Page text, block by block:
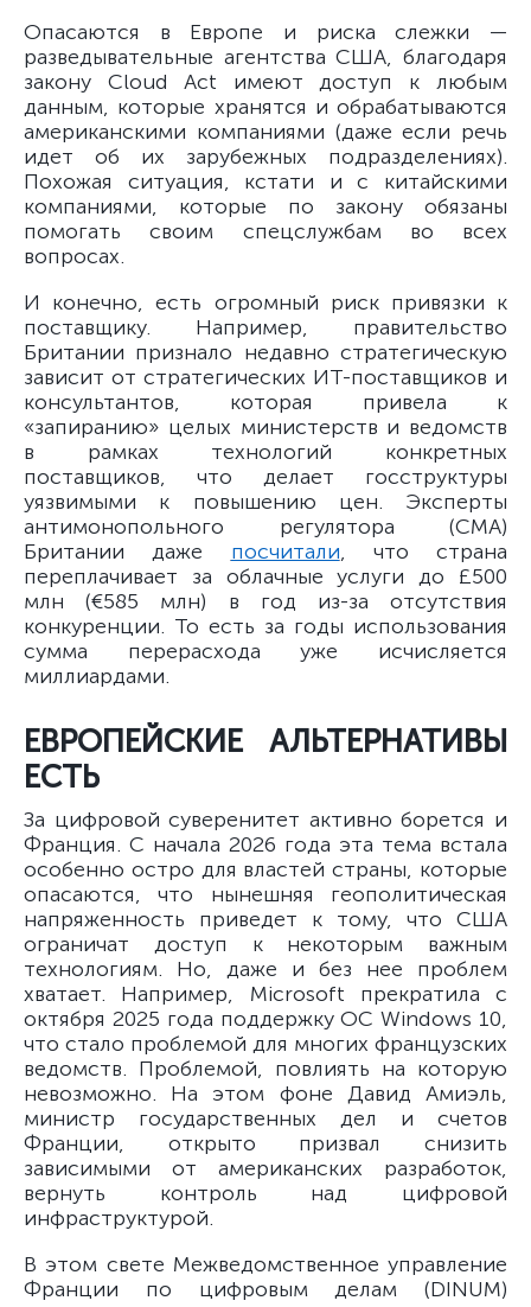
Опасаются в Европе и риска слежки —
разведывательные агентства США, благодаря
закону Cloud Act имеют доступ к любым
данным, которые хранятся и обрабатываются
американскими компаниями (даже если речь
идет об их зарубежных подразделениях).
Похожая ситуация, кстати и с китайскими
компаниями, которые по закону обязаны
помогать своим спецслужбам во всех
вопросах.
И конечно, есть огромный риск привязки к
поставщику. Например, правительство
Британии признало недавно стратегическую
зависит от стратегических ИТ-поставщиков и
консультантов, которая привела к
«запиранию» целых министерств и ведомств
в рамках технологий конкретных
поставщиков, что делает госструктуры
уязвимыми к повышению цен. Эксперты
антимонопольного регулятора (CMA)
Британии даже посчитали, что страна
переплачивает за облачные услуги до £500
млн (€585 млн) в год из-за отсутствия
конкуренции. То есть за годы использования
сумма перерасхода уже исчисляется
миллиардами.
ЕВРОПЕЙСКИЕ АЛЬТЕРНАТИВЫ
ЕСТЬ
За цифровой суверенитет активно борется и
Франция. С начала 2026 года эта тема встала
особенно остро для властей страны, которые
опасаются, что нынешняя геополитическая
напряженность приведет к тому, что США
ограничат доступ к некоторым важным
технологиям. Но, даже и без нее проблем
хватает. Например, Microsoft прекратила с
октября 2025 года поддержку ОС Windows 10,
что стало проблемой для многих французских
ведомств. Проблемой, повлиять на которую
невозможно. На этом фоне Давид Амиэль,
министр государственных дел и счетов
Франции, открыто призвал снизить
зависимыми от американских разработок,
вернуть контроль над цифровой
инфраструктурой.
В этом свете Межведомственное управление
Франции по цифровым делам (DINUM)